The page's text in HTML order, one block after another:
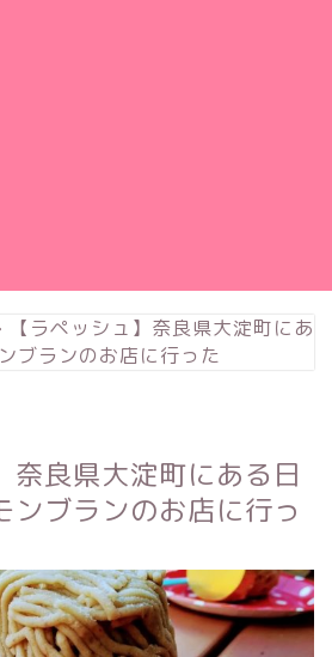
【ラペッシュ】奈良県大淀町にあ
ブランのお店に行った
奈良県大淀町にある日
ンブランのお店に行っ